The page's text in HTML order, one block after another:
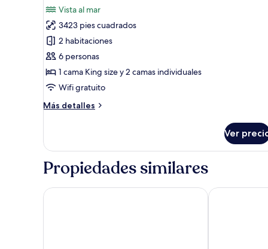
Personalize
Butler
Service
fotos
de
Suite
(Ayada
Royal
Ocean)
Private
Personalize
Butler
Service
Vista al mar
3423 pies cuadrados
2 habitaciones
6 personas
1 cama King size y 2 camas individuales
Wifi gratuito
Más detalles
Más
(Ayada
Ocean)
Private
Ver
Propiedades similares
LUX* South Ari Atoll Kuredhivaru